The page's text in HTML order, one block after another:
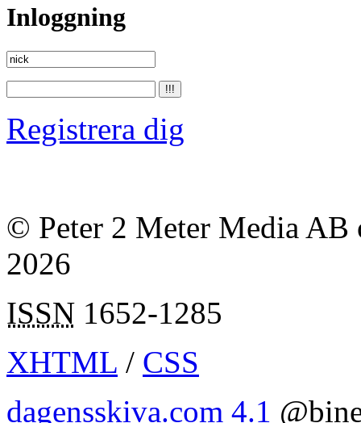
Inloggning
Registrera dig
© Peter 2 Meter Media AB
2026
ISSN 1652-1285
XHTML / CSS
dagensskiva.com 4.1